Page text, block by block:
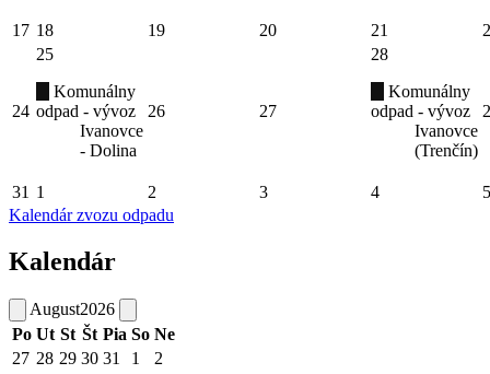
17 18 19 20 21
24
25
Komunálny
odpad - vývoz
Ivanovce
- Dolina
26 27
28
Komunálny
odpad - vývoz
Ivanovce
(Trenčín)
31 1 2 3 4
5
Kalendár zvozu odpadu
Kalendár
August2026
Po Ut St Št Pia So Ne
27 28 29 30 31 1
2